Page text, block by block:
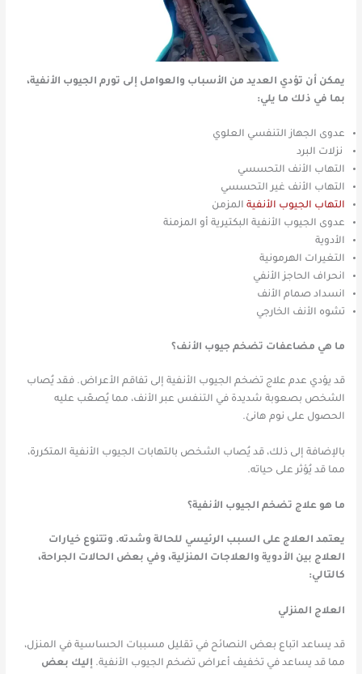
يمكن أن تؤدي العديد من الأسباب والعوامل إلى تورم الجيوب الأنفية،
بما في ذلك ما يلي:
عدوى الجهاز التنفسي العلوي
نزلات البرد
التهاب الأنف التحسسي
التهاب الأنف غير التحسسي
التهاب الجيوب الأنفية المزمن
عدوى الجيوب الأنفية البكتيرية أو المزمنة
الأدوية
التغيرات الهرمونية
انحراف الحاجز الأنفي
انسداد صمام الأنف
تشوه الأنف الخارجي
ما هي مضاعفات تضخم جيوب الأنف؟
قد يؤدي عدم علاج تضخم الجيوب الأنفية إلى تفاقم الأعراض. ف​​قد يُصاب
الشخص بصعوبة شديدة في التنفس عبر الأنف، مما يُصعّب عليه
الحصول على نوم هانئ.
بالإضافة إلى ذلك، قد يُصاب الشخص بالتهابات الجيوب الأنفية المتكررة،
مما قد يُؤثر على حياته.
ما هو علاج تضخم الجيوب الأنفية؟
يعتمد العلاج على السبب الرئيسي للحالة وشدته. وتتنوع خيارات
العلاج بين الأدوية والعلاجات المنزلية، وفي بعض الحالات الجراحة،
كالتالي:
العلاج المنزلي
قد يساعد اتباع بعض النصائح في تقليل مسببات الحساسية في المنزل،
مما قد يساعد في تخفيف أعراض تضخم الجيوب الأنفية. إليك بعض